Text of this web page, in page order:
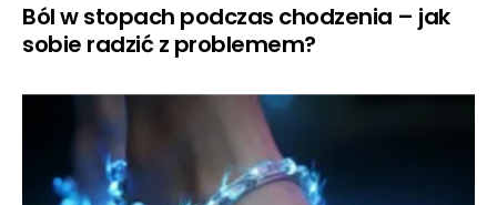
Ból w stopach podczas chodzenia – jak
sobie radzić z problemem?